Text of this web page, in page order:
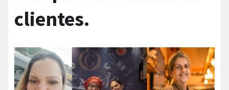
clientes.